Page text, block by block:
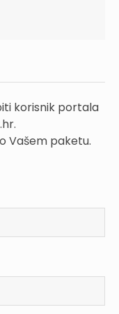
korisnik portala
Vašem paketu.